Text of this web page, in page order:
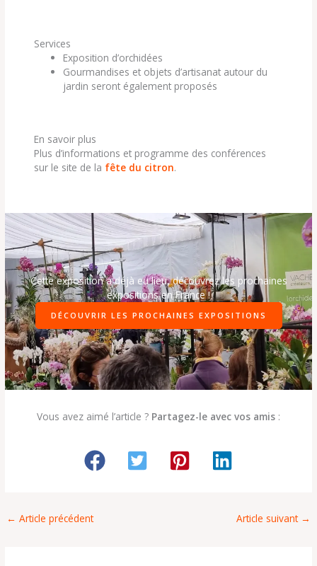
Services
Exposition d’orchidées
Gourmandises et objets d’artisanat autour du
jardin seront également proposés
En savoir plus
Plus d’informations et programme des conférences
sur le site de la fête du citron.
Cette exposition a déjà eu lieu, découvrez les prochaines
expositions en France !
DÉCOUVRIR LES PROCHAINES EXPOSITIONS
Vous avez aimé l’article ? Partagez-le avec vos amis :
← Article précédent Article suivant →